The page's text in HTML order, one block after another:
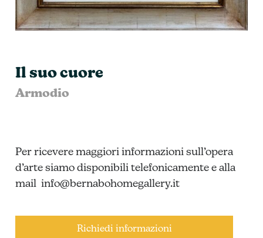
Il suo cuore
Armodio
Per ricevere maggiori informazioni sull’opera
d’arte siamo disponibili telefonicamente e alla
mail info@bernabohomegallery.it
Richiedi informazioni